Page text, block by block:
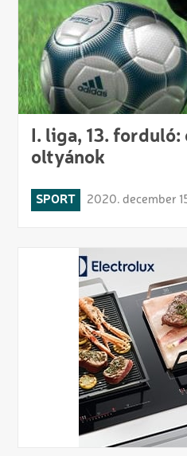
I. liga, 13.
oltyánok
SPORT 2020. december